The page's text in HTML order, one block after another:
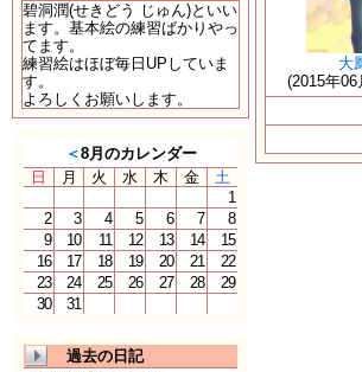
碧洞潤(せきどう じゅん)といい
ます。基本絵の練習ばかりやっ
てます。
練習絵はほぼ毎日UPしていま
す。
よろしくお願いします。
＜8月のカレンダー
日
月 火 水 木 金
土
1
2
3 4 5 6 7
8
9
10 11 12 13 14
15
16
17 18 19 20 21
22
23
24 25 26 27 28
29
30
31
過去の日記
大
(2015年06